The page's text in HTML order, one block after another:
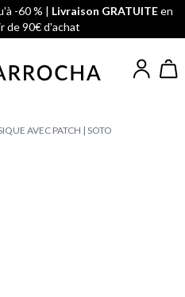
-60 % | Livraison GRATUITEen
de 90€ d'achat
AVEC PATCH | SOTO